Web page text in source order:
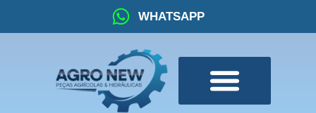
WHATSAPP